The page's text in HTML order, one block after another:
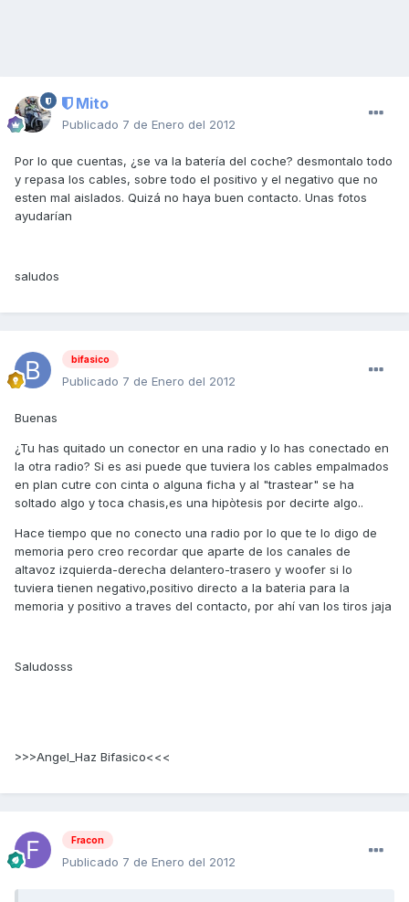
Mito
Publicado 7 de Enero del 2012
Por lo que cuentas, ¿se va la batería del coche? desmontalo todo
y repasa los cables, sobre todo el positivo y el negativo que no
esten mal aislados. Quizá no haya buen contacto. Unas fotos
ayudarían
saludos
bifasico
Publicado 7 de Enero del 2012
Buenas
¿Tu has quitado un conector en una radio y lo has conectado en
la otra radio? Si es asi puede que tuviera los cables empalmados
en plan cutre con cinta o alguna ficha y al "trastear" se ha
soltado algo y toca chasis,es una hipòtesis por decirte algo..
Hace tiempo que no conecto una radio por lo que te lo digo de
memoria pero creo recordar que aparte de los canales de
altavoz izquierda-derecha delantero-trasero y woofer si lo
tuviera tienen negativo,positivo directo a la bateria para la
memoria y positivo a traves del contacto, por ahí van los tiros jaja
Saludosss
>>>Angel_Haz Bifasico<<<
Fracon
Publicado 7 de Enero del 2012